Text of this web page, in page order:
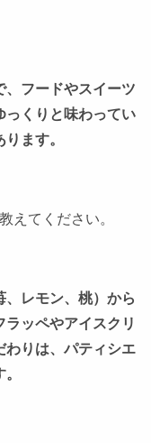
フードやスイーツ
っくりと味わってい
ます。
えてください。
レモン、桃）から
ッペやアイスクリ
わりは、パティシエ